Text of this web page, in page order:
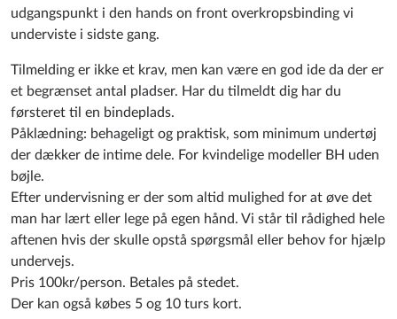
udgangspunkt i den hands on front overkropsbinding vi
underviste i sidste gang.
Tilmelding er ikke et krav, men kan være en god ide da der er
et begrænset antal pladser. Har du tilmeldt dig har du
førsteret til en bindeplads.
Påklædning: behageligt og praktisk, som minimum undertøj
der dækker de intime dele. For kvindelige modeller BH uden
bøjle.
Efter undervisning er der som altid mulighed for at øve det
man har lært eller lege på egen hånd. Vi står til rådighed hele
aftenen hvis der skulle opstå spørgsmål eller behov for hjælp
undervejs.
Pris 100kr/person. Betales på stedet.
Der kan også købes 5 og 10 turs kort.